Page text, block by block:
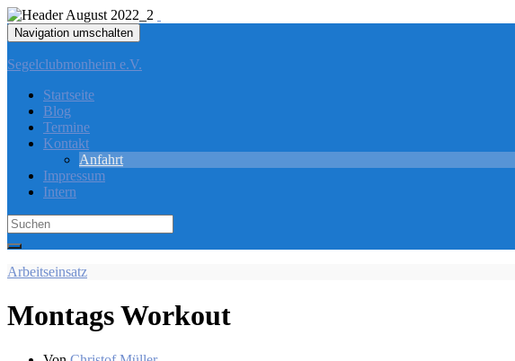
Navigation umschalten
Segelclubmonheim e.V.
Startseite
Blog
Termine
Kontakt
Anfahrt
Impressum
Intern
Search
for:
Arbeitseinsatz
Montags Workout